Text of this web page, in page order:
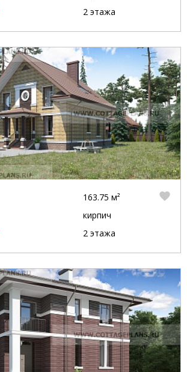
2 этажа
163.75 м²
кирпич
2 этажа